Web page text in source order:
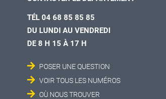
TÉL 04 68 85 85 85
DU LUNDI AU VENDREDI
DE 8 H 15 À 17 H
POSER UNE QUESTION
VOIR TOUS LES NUMÉROS
OÙ NOUS TROUVER